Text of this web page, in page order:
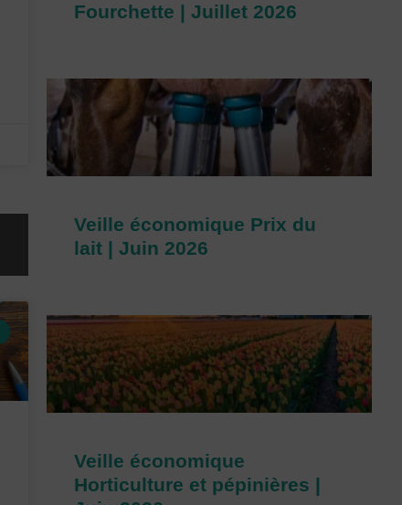
Fourchette | Juillet 2026
Veille économique Prix du
lait | Juin 2026
Veille économique
Horticulture et pépinières |